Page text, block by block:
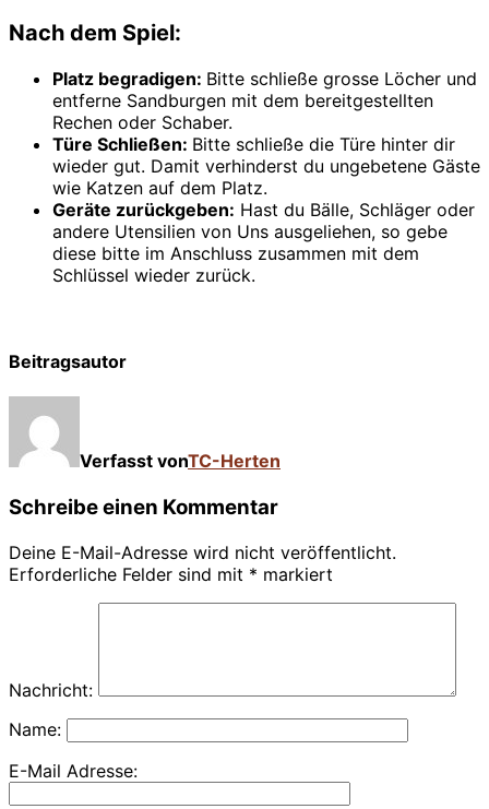
Nach dem Spiel:
Platz begradigen: Bitte schließe grosse Löcher und
entferne Sandburgen mit dem bereitgestellten
Rechen oder Schaber.
Türe Schließen: Bitte schließe die Türe hinter dir
wieder gut. Damit verhinderst du ungebetene Gäste
wie Katzen auf dem Platz.
Geräte zurückgeben: Hast du Bälle, Schläger oder
andere Utensilien von Uns ausgeliehen, so gebe
diese bitte im Anschluss zusammen mit dem
Schlüssel wieder zurück.
Beitragsautor
Verfasst vonTC-Herten
Schreibe einen Kommentar
Deine E-Mail-Adresse wird nicht veröffentlicht.
Erforderliche Felder sind mit * markiert
Nachricht:
Name:
E-Mail Adresse: